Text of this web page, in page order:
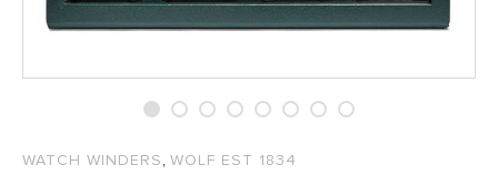
WATCH WINDERS, WOLF EST 1834